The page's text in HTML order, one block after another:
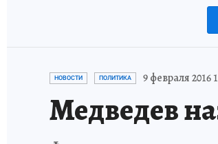
НОВОСТИ ПОЛИТИКА 9 февраля 2016
Медведев